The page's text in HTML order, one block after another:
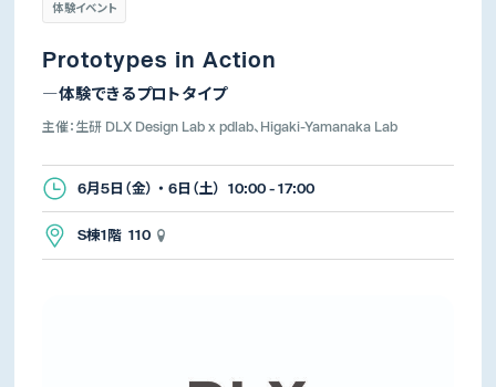
体験イベント
Prototypes in Action
―体験できるプロトタイプ
主催：生研 DLX Design Lab x pdlab、Higaki-Yamanaka Lab
6月5日（金） ・ 6日（土） 10:00 - 17:00
S棟1階 110